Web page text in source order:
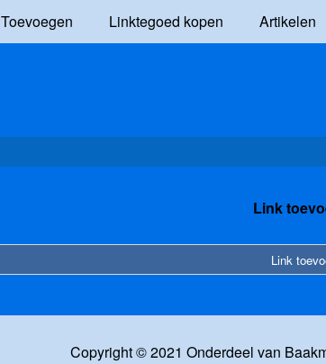
Toevoegen Linktegoed kopen Artikelen
Link
Link
Copyright © 2021 Onderdeel van